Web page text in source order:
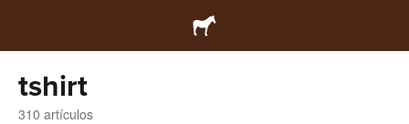
tshirt
310 artículos